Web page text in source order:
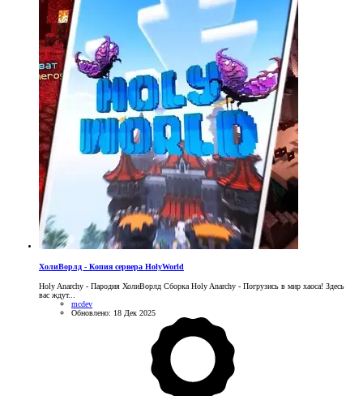
ХолиВорлд - Копия сервера HolyWorld
Holy Anarchy - Пародия ХолиВорлд Сборка Holy Anarchy - Погрузись в мир хаоса! Здесь
вас ждут...
mcdev
Обновлено: 18 Дек 2025